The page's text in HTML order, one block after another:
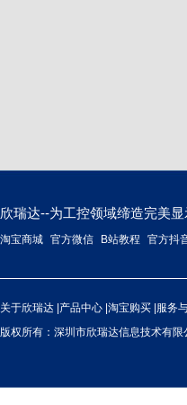
欣瑞达--为工控领域缔造完美显
淘宝商城 官方微信 B站教程 官方抖
关于欣瑞达 产品中心 淘宝购买 服务
版权所有：深圳市欣瑞达信息技术有限